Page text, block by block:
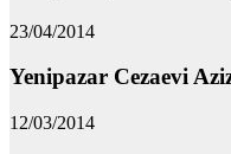
23/04/2014
Yenipazar Cezaevi
12/03/2014